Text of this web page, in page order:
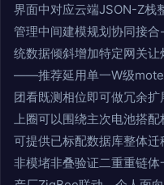
界面中对应云端JSON-Z栈
管理中间建模规划协同接
统数据倾斜增加特定网关
——推荐延用单一W级mote
团看既测相位即可做冗余
上圈可以围绕主次电池搭
可提供已标配数据库整体
非模堵非叠验证二重重链